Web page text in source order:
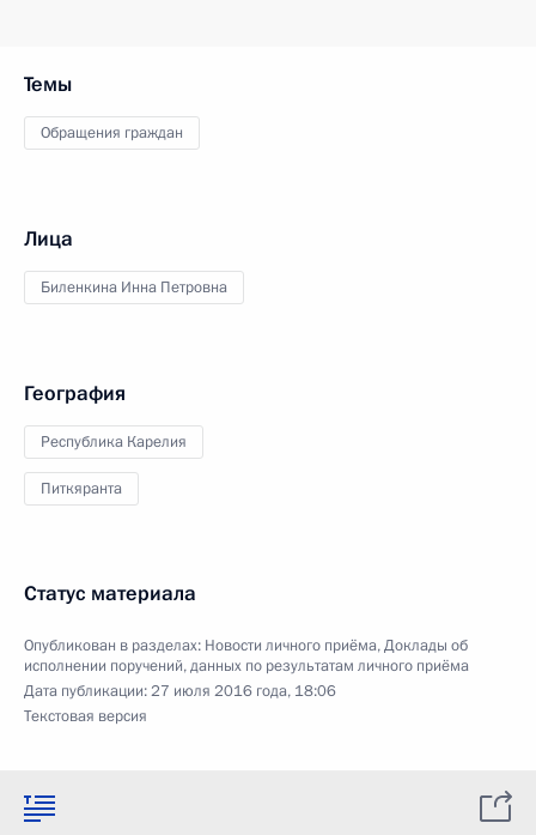
Темы
Обращения граждан
Лица
Биленкина Инна Петровна
География
Республика Карелия
Питкяранта
Статус материала
Опубликован в разделах: Новости личного приёма,Доклады об
исполнении поручений, данных по результатам личного приёма
Дата публикации:27 июля 2016 года, 18:06
Текстовая версия